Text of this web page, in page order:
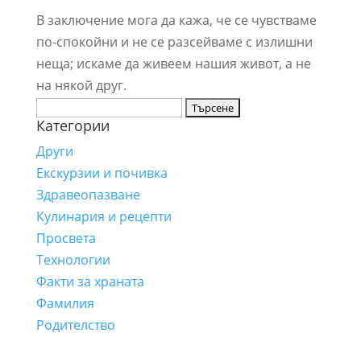
В заключение мога да кажа, че се чувстваме
по-спокойни и не се разсейваме с излишни
неща; искаме да живеем нашия живот, а не
на някой друг.
за:
Категории
Други
Екскурзии и почивка
Здравеопазване
Кулинария и рецепти
Просвета
Технологии
Факти за храната
Фамилия
Родителство